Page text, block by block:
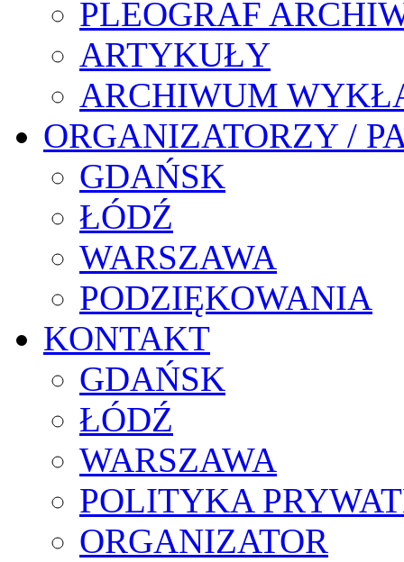
PLEOGRAF
ARTYKUŁY
ARCHIWUM
ORGANIZATORZY /
GDAŃSK
ŁÓDŹ
WARSZAWA
PODZIĘKOWANIA
KONTAKT
GDAŃSK
ŁÓDŹ
WARSZAWA
POLITYKA
ORGANIZATOR